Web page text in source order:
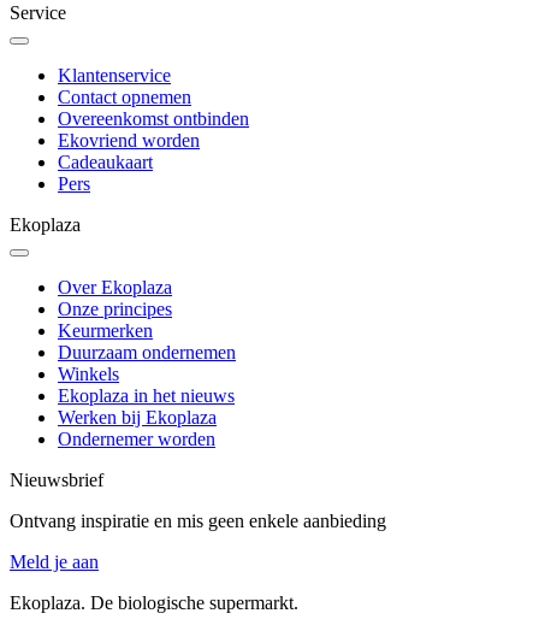
Service
Klantenservice
Contact opnemen
Overeenkomst ontbinden
Ekovriend worden
Cadeaukaart
Pers
Ekoplaza
Over Ekoplaza
Onze principes
Keurmerken
Duurzaam ondernemen
Winkels
Ekoplaza in het nieuws
Werken bij Ekoplaza
Ondernemer worden
Nieuwsbrief
Ontvang inspiratie en mis geen enkele aanbieding
Meld je aan
Ekoplaza. De biologische supermarkt.